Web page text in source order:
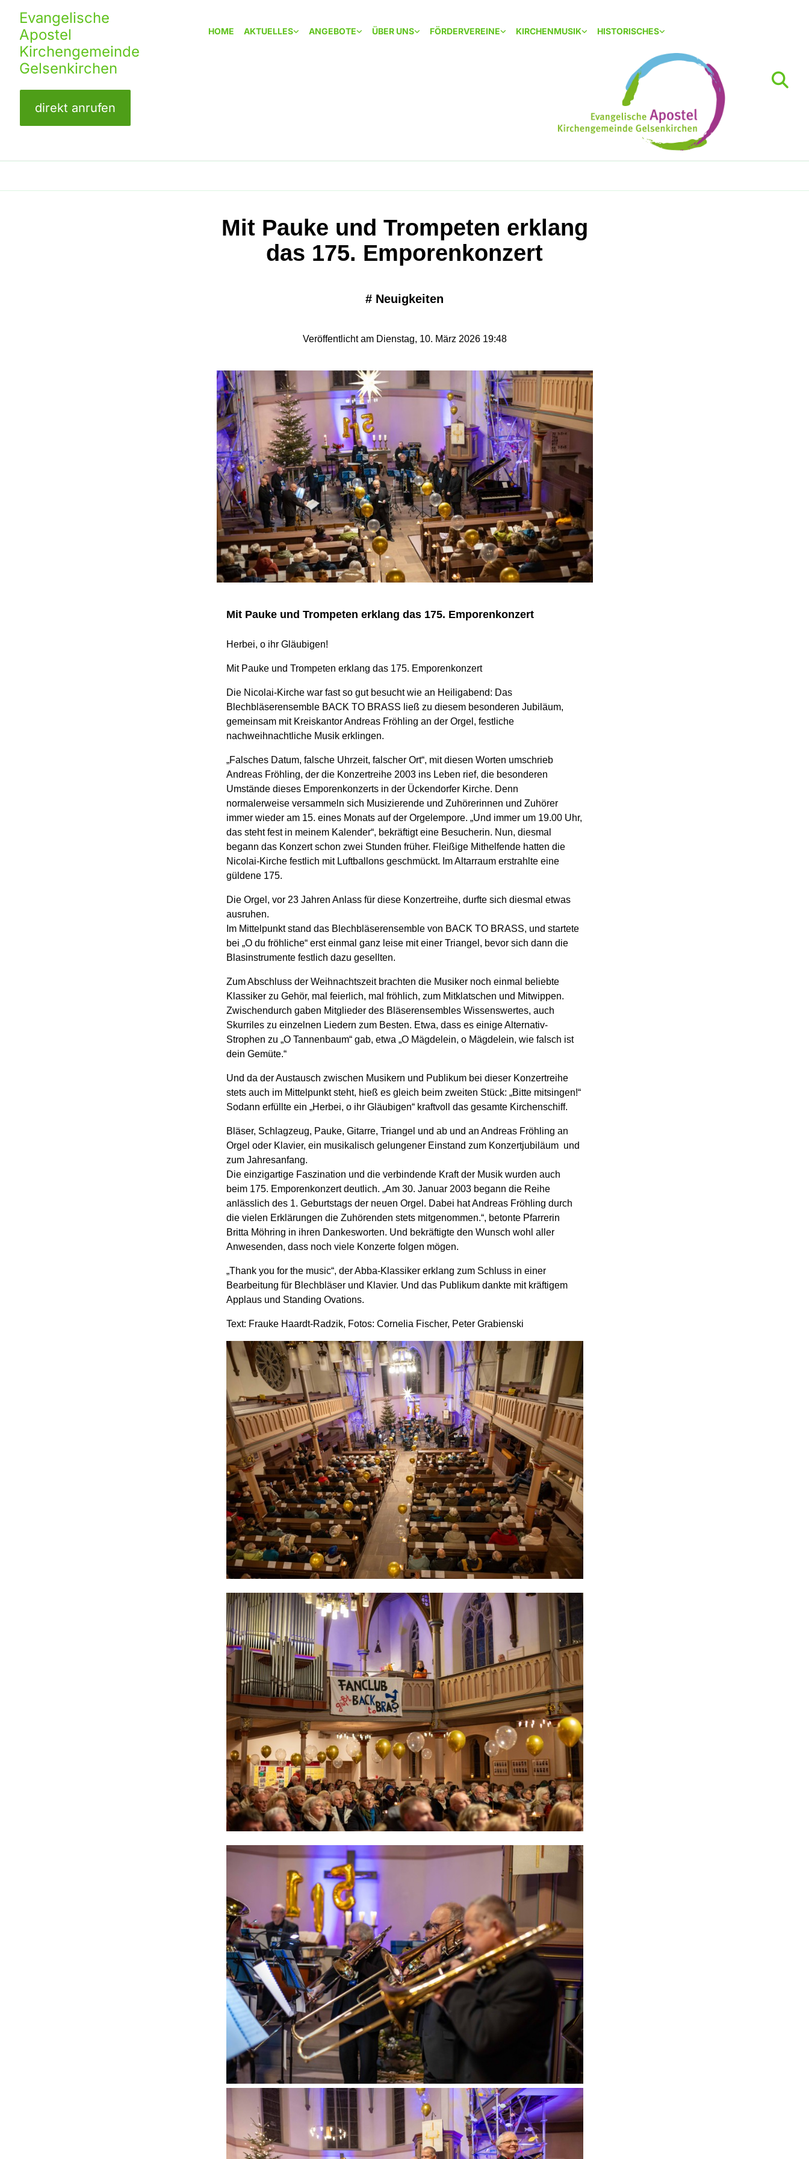
Evangelische
Apostel
Kirchengemeinde
Gelsenkirchen
direkt anrufen
HOME AKTUELLES ANGEBOTE ÜBER UNS FÖRDERVEREINE KIRCHENMUSIK HISTORISCHES
Mit Pauke und Trompeten erklang
das 175. Emporenkonzert
# Neuigkeiten
Veröffentlicht am Dienstag, 10. März 2026 19:48
Mit Pauke und Trompeten erklang das 175. Emporenkonzert
Herbei, o ihr Gläubigen!
Mit Pauke und Trompeten erklang das 175. Emporenkonzert
Die Nicolai-Kirche war fast so gut besucht wie an Heiligabend: Das
Blechbläserensemble BACK TO BRASS ließ zu diesem besonderen Jubiläum,
gemeinsam mit Kreiskantor Andreas Fröhling an der Orgel, festliche
nachweihnachtliche Musik erklingen.
„Falsches Datum, falsche Uhrzeit, falscher Ort“, mit diesen Worten umschrieb
Andreas Fröhling, der die Konzertreihe 2003 ins Leben rief, die besonderen
Umstände dieses Emporenkonzerts in der Ückendorfer Kirche. Denn
normalerweise versammeln sich Musizierende und Zuhörerinnen und Zuhörer
immer wieder am 15. eines Monats auf der Orgelempore. „Und immer um 19.00 Uhr,
das steht fest in meinem Kalender“, bekräftigt eine Besucherin. Nun, diesmal
begann das Konzert schon zwei Stunden früher. Fleißige Mithelfende hatten die
Nicolai-Kirche festlich mit Luftballons geschmückt. Im Altarraum erstrahlte eine
güldene 175.
Die Orgel, vor 23 Jahren Anlass für diese Konzertreihe, durfte sich diesmal etwas
ausruhen.
Im Mittelpunkt stand das Blechbläserensemble von BACK TO BRASS, und startete
bei „O du fröhliche“ erst einmal ganz leise mit einer Triangel, bevor sich dann die
Blasinstrumente festlich dazu gesellten.
Zum Abschluss der Weihnachtszeit brachten die Musiker noch einmal beliebte
Klassiker zu Gehör, mal feierlich, mal fröhlich, zum Mitklatschen und Mitwippen.
Zwischendurch gaben Mitglieder des Bläserensembles Wissenswertes, auch
Skurriles zu einzelnen Liedern zum Besten. Etwa, dass es einige Alternativ-
Strophen zu „O Tannenbaum“ gab, etwa „O Mägdelein, o Mägdelein, wie falsch ist
dein Gemüte.“
Und da der Austausch zwischen Musikern und Publikum bei dieser Konzertreihe
stets auch im Mittelpunkt steht, hieß es gleich beim zweiten Stück: „Bitte mitsingen!“
Sodann erfüllte ein „Herbei, o ihr Gläubigen“ kraftvoll das gesamte Kirchenschiff.
Bläser, Schlagzeug, Pauke, Gitarre, Triangel und ab und an Andreas Fröhling an
Orgel oder Klavier, ein musikalisch gelungener Einstand zum Konzertjubiläum und
zum Jahresanfang.
Die einzigartige Faszination und die verbindende Kraft der Musik wurden auch
beim 175. Emporenkonzert deutlich. „Am 30. Januar 2003 begann die Reihe
anlässlich des 1. Geburtstags der neuen Orgel. Dabei hat Andreas Fröhling durch
die vielen Erklärungen die Zuhörenden stets mitgenommen.“, betonte Pfarrerin
Britta Möhring in ihren Dankesworten. Und bekräftigte den Wunsch wohl aller
Anwesenden, dass noch viele Konzerte folgen mögen.
„Thank you for the music“, der Abba-Klassiker erklang zum Schluss in einer
Bearbeitung für Blechbläser und Klavier. Und das Publikum dankte mit kräftigem
Applaus und Standing Ovations.
Text: Frauke Haardt-Radzik, Fotos: Cornelia Fischer, Peter Grabienski